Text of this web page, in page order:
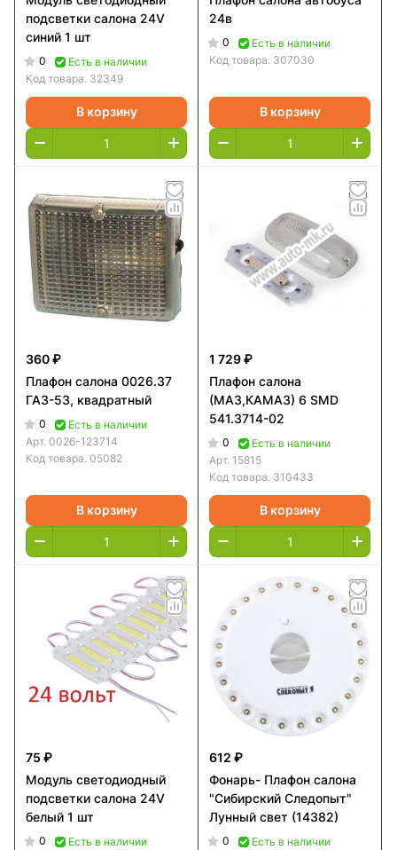
подсветки салона 24V
синий 1 шт
0
Есть в наличии
Код товара. 32349
В корзину
24в
0
Есть в наличии
Код товара. 307030
В корзину
360 ₽
Плафон салона 0026.37
ГАЗ-53, квадратный
0
Есть в наличии
Арт. 0026-123714
Код товара. 05082
В корзину
1 729 ₽
Плафон салона
(МАЗ,КАМАЗ) 6 SMD
541.3714-02
0
Есть в наличии
Арт. 15815
Код товара. 310433
В корзину
75 ₽
Модуль светодиодный
подсветки салона 24V
белый 1 шт
0
Есть в наличии
612 ₽
Фонарь- Плафон салона
"Сибирский Следопыт"
Лунный свет (14382)
0
Есть в наличии